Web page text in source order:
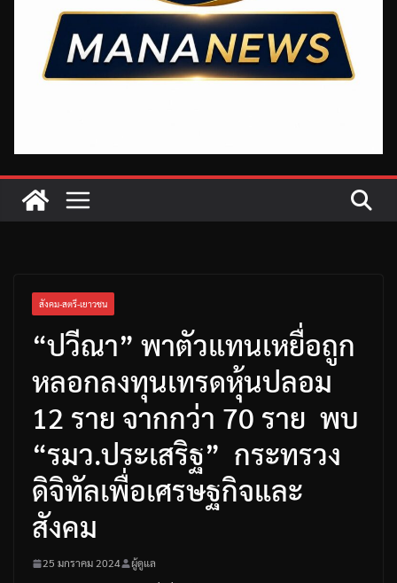
สังคม-สตรี-เยาวชน
“ปวีณา” พาตัวแทนเหยื่อถูก
หลอกลงทุนเทรดหุ้นปลอม
12 ราย จากกว่า 70 ราย พบ
“รมว.ประเสริฐ” กระทรวง
ดิจิทัลเพื่อเศรษฐกิจและ
สังคม
25 มกราคม 2024 ผู้ดูแล